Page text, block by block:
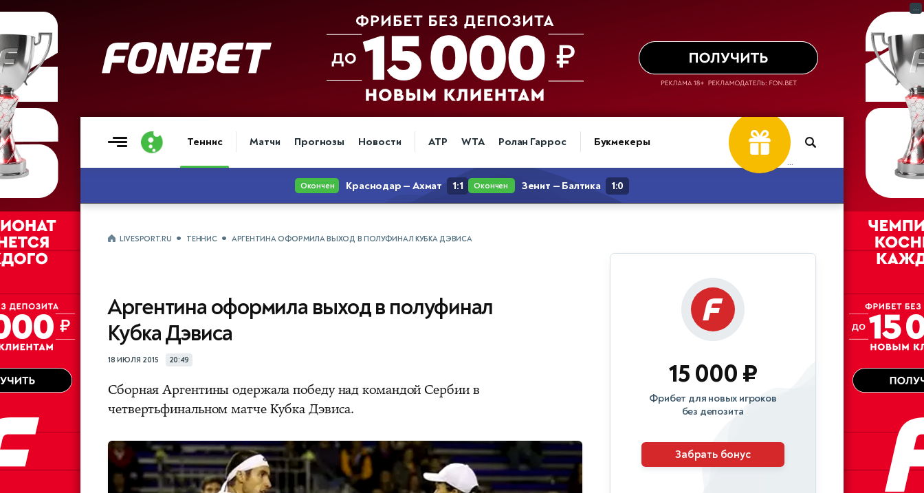
Теннис Матчи Прогнозы Новости ATP WTA Ролан Гаррос Букмекеры
...
LIVESPORT.RU ТЕННИС АРГЕНТИНА ОФОРМИЛА ВЫХОД В ПОЛУФИНАЛ КУБКА ДЭВИСА
Аргентина оформила выход в полуфинал
Кубка Дэвиса
18 ИЮЛЯ 2015 20:49
Сборная Аргентины одержала победу над командой Сербии в
четвертьфинальном матче Кубка Дэвиса.
15 000 ₽
Фрибет для новых игроков
без депозита
Забрать бонус
...